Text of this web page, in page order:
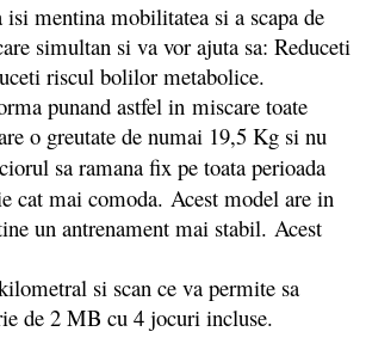
mentina mobilitatea si a scapa de
simultan si va vor ajuta sa: Reduceti
riscul bolilor metabolice.
punand astfel in miscare toate
o greutate de numai 19,5 Kg si nu
sa ramana fix pe toata perioada
cat mai comoda. Acest model are in
un antrenament mai stabil. Acest
si scan ce va permite sa
de 2 MB cu 4 jocuri incluse.